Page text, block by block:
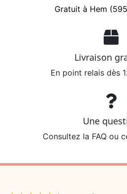
Gratuit à Hem
Livraison
En point relais dès
Une
Consultez la FAQ ou